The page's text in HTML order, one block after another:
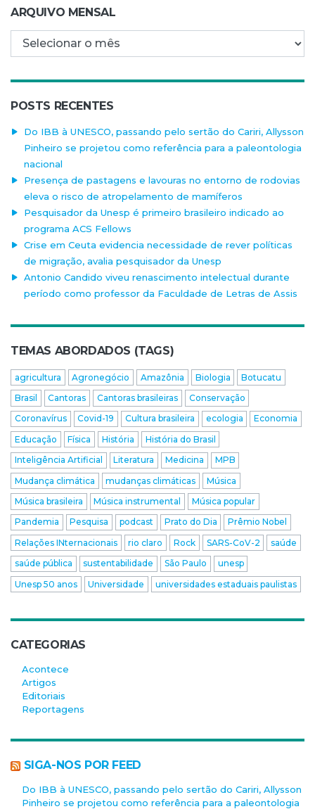
ARQUIVO MENSAL
Arquivo mensal
POSTS RECENTES
Do IBB à UNESCO, passando pelo sertão do Cariri, Allysson
Pinheiro se projetou como referência para a paleontologia
nacional
Presença de pastagens e lavouras no entorno de rodovias
eleva o risco de atropelamento de mamíferos
Pesquisador da Unesp é primeiro brasileiro indicado ao
programa ACS Fellows
Crise em Ceuta evidencia necessidade de rever políticas
de migração, avalia pesquisador da Unesp
Antonio Candido viveu renascimento intelectual durante
período como professor da Faculdade de Letras de Assis
TEMAS ABORDADOS (TAGS)
agricultura Agronegócio Amazônia Biologia
Botucatu
Brasil
Cantoras Cantoras brasileiras
Conservação
Coronavírus
Covid-19 Cultura brasileira ecologia
Economia
Educação
Física História
História do Brasil
Inteligência Artificial
Literatura Medicina
MPB
Mudança climática
mudanças climáticas
Música
Música brasileira
Música instrumental
Música popular
Pandemia
Pesquisa podcast Prato do Dia
Prêmio Nobel
Relações INternacionais
rio claro Rock SARS-CoV-2
saúde
saúde pública
sustentabilidade São Paulo
unesp
Unesp 50 anos
Universidade universidades estaduais paulistas
CATEGORIAS
Acontece
Artigos
Editoriais
Reportagens
SIGA-NOS POR FEED
Do IBB à UNESCO, passando pelo sertão do Cariri, Allysson
Pinheiro se projetou como referência para a paleontologia